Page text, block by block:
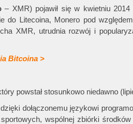
– XMR) pojawił się w kwietniu
do Litecoina, Monero pod
XMR, utrudnia rozwój i
Bitcoina >
powstał stosunkowo niedawno
dołączonemu językowi
wspólnej zbiórki środków